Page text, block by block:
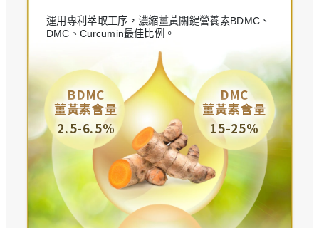
運用專利萃取工序，濃縮薑黃關鍵營養素BDMC、
DMC、Curcumin最佳比例。
BDMC
薑黃素含量
2.5-6.5%
DMC
薑黃素含量
15-25%